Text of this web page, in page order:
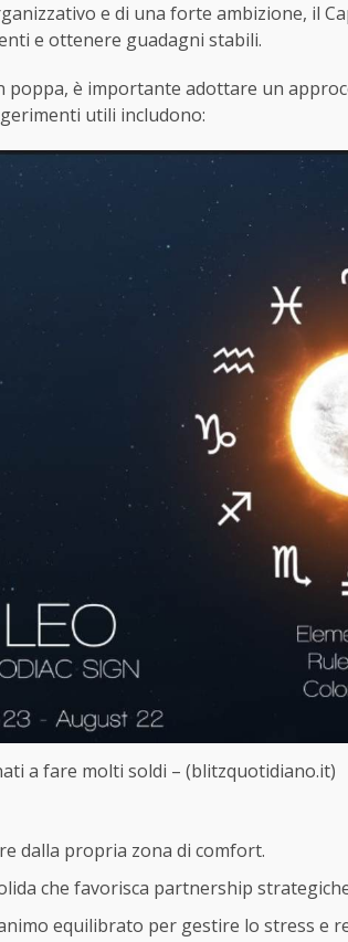
e di una forte ambizione, il
e ottenere guadagni stabili.
poppa, è importante adottare un
utili includono:
a fare molti soldi – (blitzquotidiano.it)
dalla propria zona di comfort.
che favorisca partnership
equilibrato per gestire lo stress e